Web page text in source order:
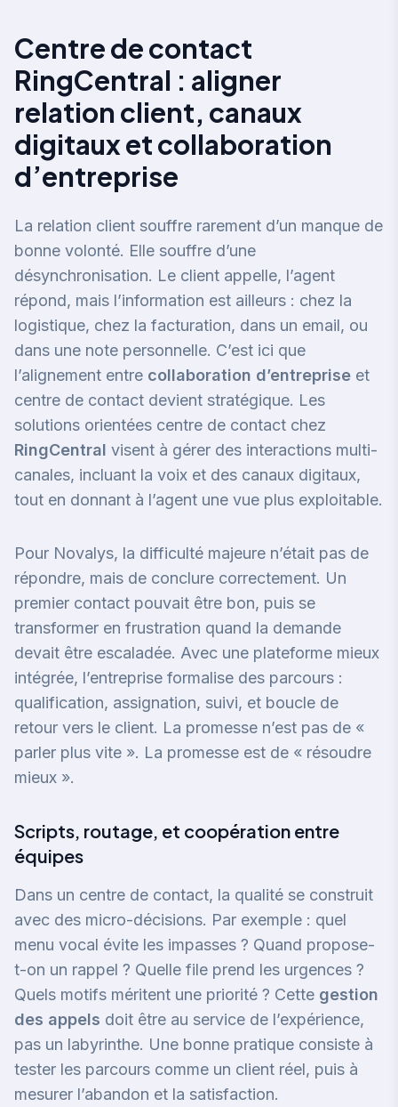
Centre de contact
RingCentral : aligner
relation client, canaux
digitaux et collaboration
d’entreprise
La relation client souffre rarement d’un manque de
bonne volonté. Elle souffre d’une
désynchronisation. Le client appelle, l’agent
répond, mais l’information est ailleurs : chez la
logistique, chez la facturation, dans un email, ou
dans une note personnelle. C’est ici que
l’alignement entre collaboration d’entreprise et
centre de contact devient stratégique. Les
solutions orientées centre de contact chez
RingCentral visent à gérer des interactions multi-
canales, incluant la voix et des canaux digitaux,
tout en donnant à l’agent une vue plus exploitable.
Pour Novalys, la difficulté majeure n’était pas de
répondre, mais de conclure correctement. Un
premier contact pouvait être bon, puis se
transformer en frustration quand la demande
devait être escaladée. Avec une plateforme mieux
intégrée, l’entreprise formalise des parcours :
qualification, assignation, suivi, et boucle de
retour vers le client. La promesse n’est pas de «
parler plus vite ». La promesse est de « résoudre
mieux ».
Scripts, routage, et coopération entre
équipes
Dans un centre de contact, la qualité se construit
avec des micro-décisions. Par exemple : quel
menu vocal évite les impasses ? Quand propose-
t-on un rappel ? Quelle file prend les urgences ?
Quels motifs méritent une priorité ? Cette gestion
des appels doit être au service de l’expérience,
pas un labyrinthe. Une bonne pratique consiste à
tester les parcours comme un client réel, puis à
mesurer l’abandon et la satisfaction.